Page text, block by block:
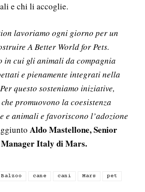
e chi li accoglie.
lavoriamo ogni giorno per un
A Better World for Pets.
in cui gli animali da compagnia
e pienamente integrati nella
questo sosteniamo iniziative,
promuovono la coesistenza
e animali e favoriscono l’adozione
Aldo Mastellone, Senior
Italy di Mars.
Balzoo cane cani Mars
pet